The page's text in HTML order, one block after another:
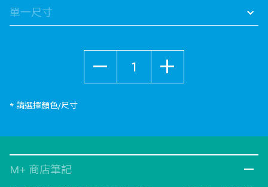
* 請選擇顏色/尺寸
M+ 商店筆記